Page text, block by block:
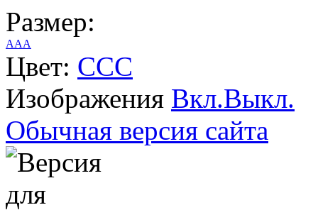
Размер:
AAA
Цвет: CCC
Изображения Вкл.Выкл.
Обычная версия сайта